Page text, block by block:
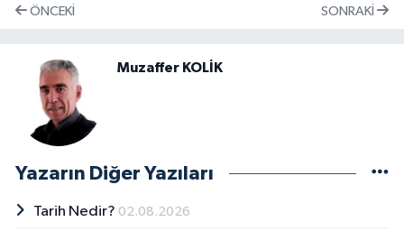
ÖNCEKI SONRAKI
Muzaffer KOLİK
Yazarın Diğer Yazıları
Tarih Nedir? 02.08.2026